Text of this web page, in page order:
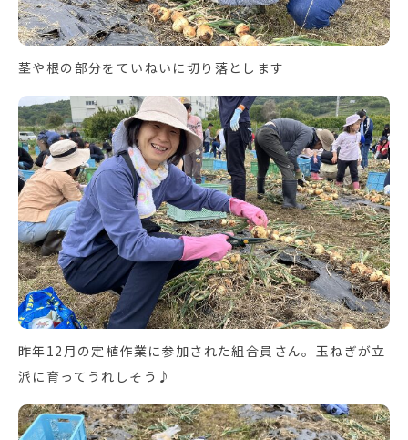
茎や根の部分をていねいに切り落とします
昨年12月の定植作業に参加された組合員さん。玉ねぎが立
派に育ってうれしそう♪